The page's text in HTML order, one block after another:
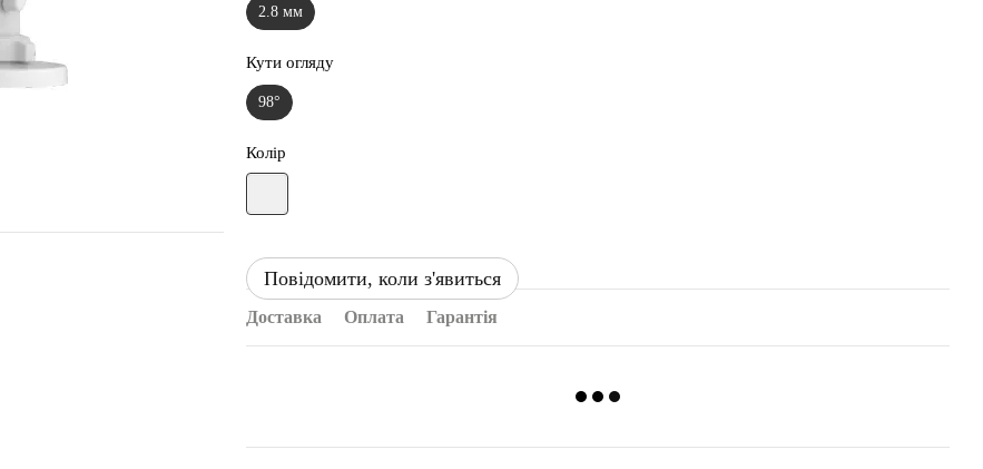
2.8 мм
Кути огляду
98°
Колір
Повідомити, коли з'явиться
Доставка Оплата Гарантія